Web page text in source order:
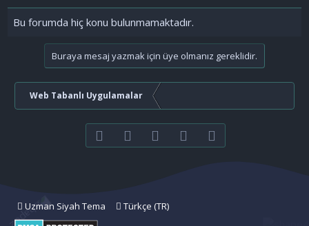
Bu forumda hiç konu bulunmamaktadır.
Buraya mesaj yazmak için üye olmanız gereklidir.
Web Tabanlı Uygulamalar
FacebookTwitter youtubeBize ulaşın
Uzman Siyah Tema Türkçe (TR)